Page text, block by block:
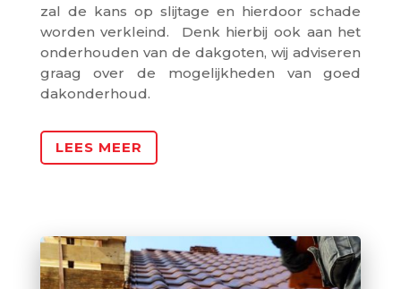
zal de kans op slijtage en hierdoor schade
worden verkleind. Denk hierbij ook aan het
onderhouden van de dakgoten, wij adviseren
graag over de mogelijkheden van goed
dakonderhoud.
LEES MEER